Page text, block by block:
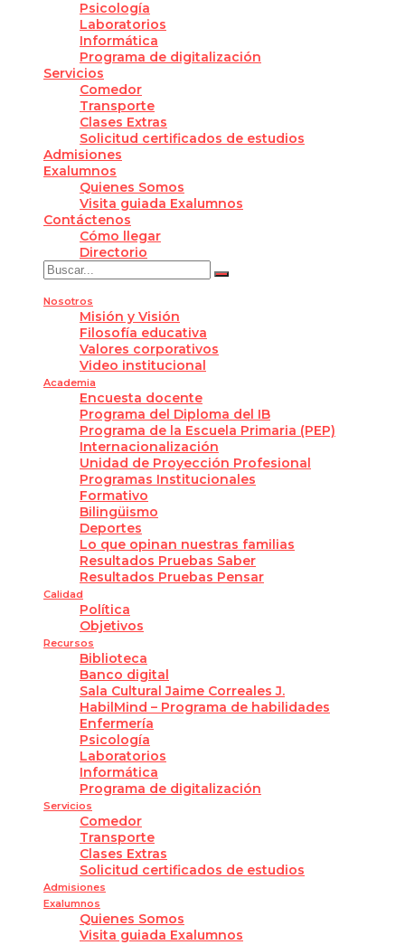
Psicología
Laboratorios
Informática
Programa de digitalización
Servicios
Comedor
Transporte
Clases Extras
Solicitud certificados de estudios
Admisiones
Exalumnos
Quienes Somos
Visita guiada Exalumnos
Contáctenos
Cómo llegar
Directorio
Nosotros
Misión y Visión
Filosofía educativa
Valores corporativos
Video institucional
Academia
Encuesta docente
Programa del Diploma del IB
Programa de la Escuela Primaria (PEP)
Internacionalización
Unidad de Proyección Profesional
Programas Institucionales
Formativo
Bilingüismo
Deportes
Lo que opinan nuestras familias
Resultados Pruebas Saber
Resultados Pruebas Pensar
Calidad
Política
Objetivos
Recursos
Biblioteca
Banco digital
Sala Cultural Jaime Correales J.
HabilMind – Programa de habilidades
Enfermería
Psicología
Laboratorios
Informática
Programa de digitalización
Servicios
Comedor
Transporte
Clases Extras
Solicitud certificados de estudios
Admisiones
Exalumnos
Quienes Somos
Visita guiada Exalumnos